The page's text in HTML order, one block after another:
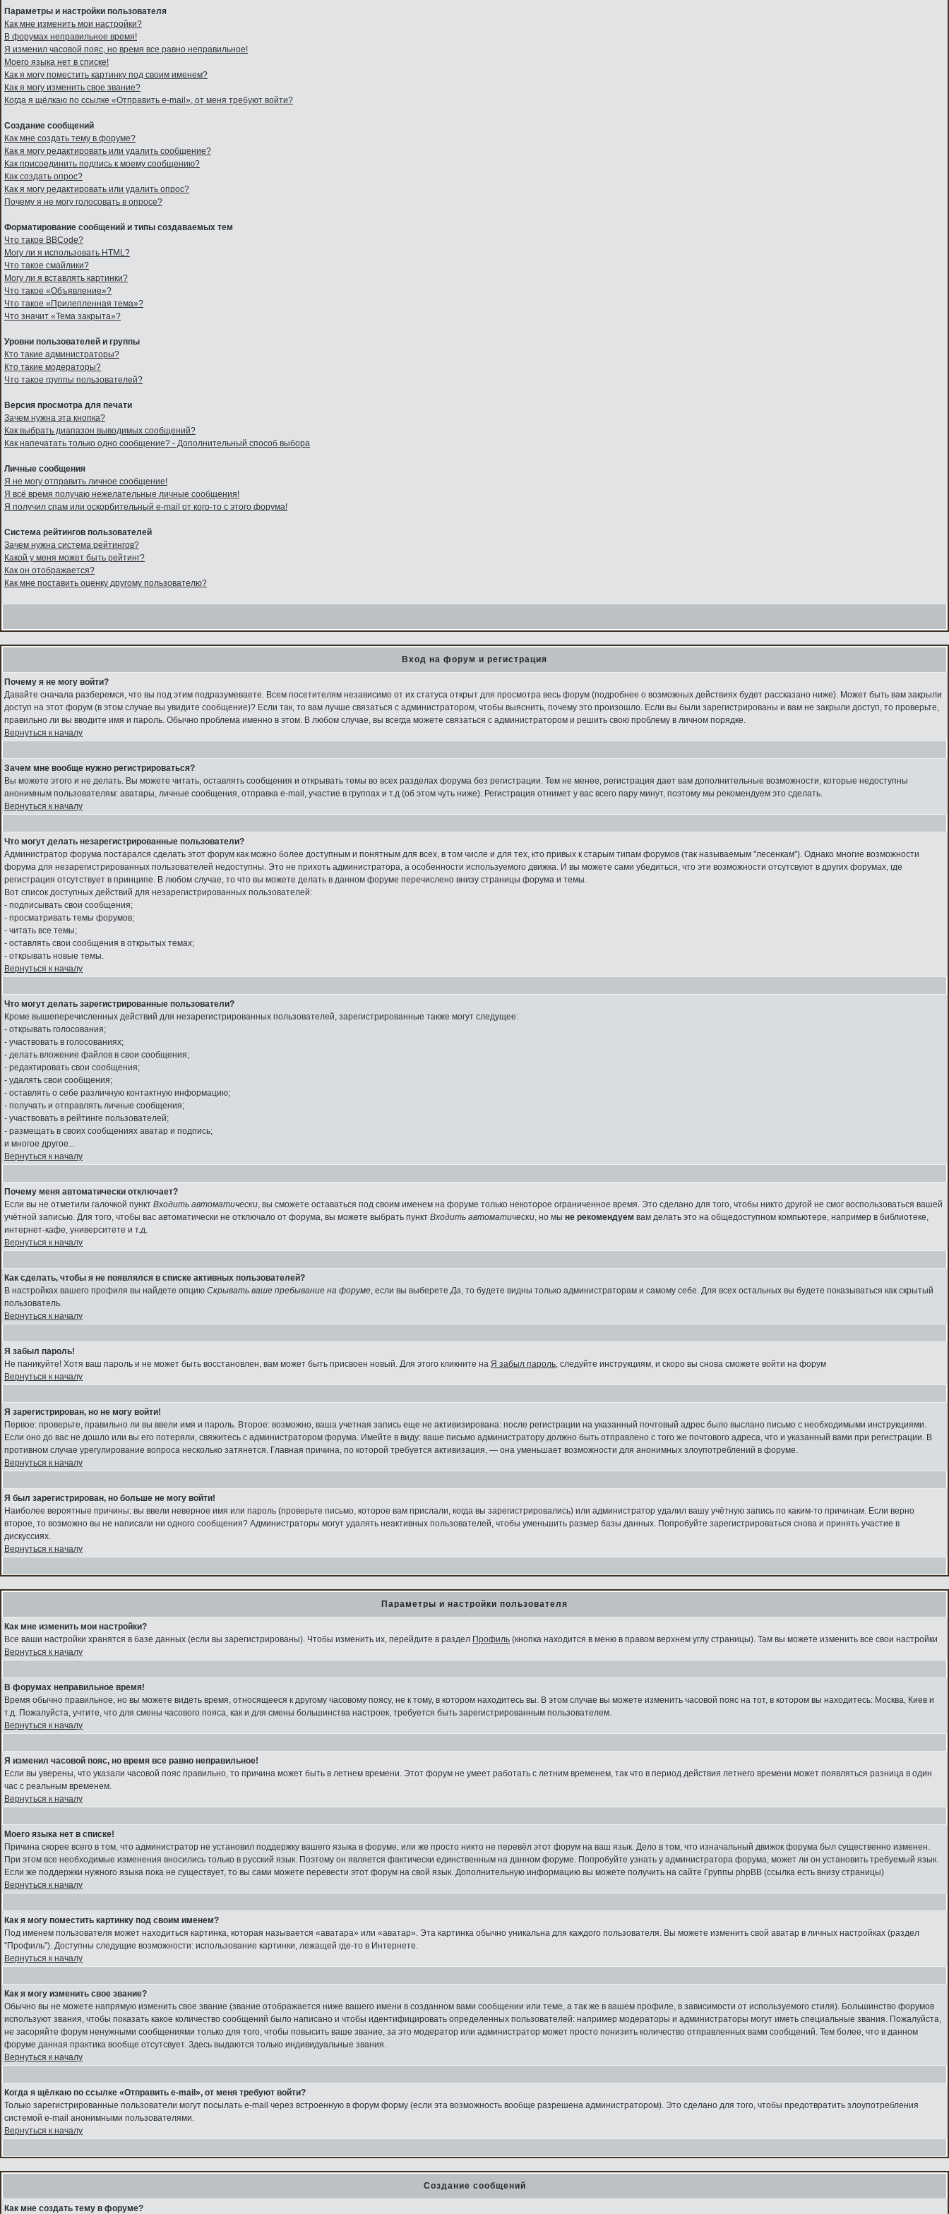
Параметры и настройки пользователя
Как мне изменить мои настройки?
В форумах неправильное время!
Я изменил часовой пояс, но время все равно неправильное!
Моего языка нет в списке!
Как я могу поместить картинку под своим именем?
Как я могу изменить свое звание?
Когда я щёлкаю по ссылке «Отправить e-mail», от меня требуют войти?
Создание сообщений
Как мне создать тему в форуме?
Как я могу редактировать или удалить сообщение?
Как присоединить подпись к моему сообщению?
Как создать опрос?
Как я могу редактировать или удалить опрос?
Почему я не могу голосовать в опросе?
Форматирование сообщений и типы создаваемых тем
Что такое BBCode?
Могу ли я использовать HTML?
Что такое смайлики?
Могу ли я вставлять картинки?
Что такое «Объявление»?
Что такое «Прилепленная тема»?
Что значит «Тема закрыта»?
Уровни пользователей и группы
Кто такие администраторы?
Кто такие модераторы?
Что такое группы пользователей?
Версия просмотра для печати
Зачем нужна эта кнопка?
Как выбрать диапазон выводимых сообщений?
Как напечатать только одно сообщение? - Дополнительный способ выбора
Личные сообщения
Я не могу отправить личное сообщение!
Я всё время получаю нежелательные личные сообщения!
Я получил спам или оскорбительный e-mail от кого-то с этого форума!
Система рейтингов пользователей
Зачем нужна система рейтингов?
Какой у меня может быть рейтинг?
Как он отображается?
Как мне поставить оценку другому пользователю?
Вход на форум и регистрация
Почему я не могу войти?
Давайте сначала разберемся, что вы под этим подразумеваете. Всем посетителям независимо от их статуса открыт для просмотра весь форум (подробнее о возможных действиях будет рассказано ниже). Может быть вам закрыли
доступ на этот форум (в этом случае вы увидите сообщение)? Если так, то вам лучше связаться с администратором, чтобы выяснить, почему это произошло. Если вы были зарегистрированы и вам не закрыли доступ, то проверьте,
правильно ли вы вводите имя и пароль. Обычно проблема именно в этом. В любом случае, вы всегда можете связаться с администратором и решить свою проблему в личном порядке.
Вернуться к началу
Зачем мне вообще нужно регистрироваться?
Вы можете этого и не делать. Вы можете читать, оставлять сообщения и открывать темы во всех разделах форума без регистрации. Тем не менее, регистрация дает вам дополнительные возможности, которые недоступны
анонимным пользователям: аватары, личные сообщения, отправка e-mail, участие в группах и т.д (об этом чуть ниже). Регистрация отнимет у вас всего пару минут, поэтому мы рекомендуем это сделать.
Вернуться к началу
Что могут делать незарегистрированные пользователи?
Администратор форума постарался сделать этот форум как можно более доступным и понятным для всех, в том числе и для тех, кто привых к старым типам форумов (так называемым "лесенкам"). Однако многие возможности
форума для незарегистрированных пользователей недоступны. Это не прихоть администратора, а особенности используемого движка. И вы можете сами убедиться, что эти возможности отсутсвуют в других форумах, где
регистрация отсутствует в принципе. В любом случае, то что вы можете делать в данном форуме перечислено внизу страницы форума и темы.
Вот список доступных действий для незарегистрированных пользователей:
- подписывать свои сообщения;
- просматривать темы форумов;
- читать все темы;
- оставлять свои сообщения в открытых темах;
- открывать новые темы.
Вернуться к началу
Что могут делать зарегистрированные пользователи?
Кроме вышеперечисленных действий для незарегистрированных пользователей, зарегистрированные также могут следущее:
- открывать голосования;
- участвовать в голосованиях;
- делать вложение файлов в свои сообщения;
- редактировать свои сообщения;
- удалять свои сообщения;
- оставлять о себе различную контактную информацию;
- получать и отправлять личные сообщения;
- участвовать в рейтинге пользователей;
- размещать в своих сообщениях аватар и подпись;
и многое другое...
Вернуться к началу
Почему меня автоматически отключает?
Если вы не отметили галочкой пункт Входить автоматически, вы сможете оставаться под своим именем на форуме только некоторое ограниченное время. Это сделано для того, чтобы никто другой не смог воспользоваться вашей
учётной записью. Для того, чтобы вас автоматически не отключало от форума, вы можете выбрать пункт Входить автоматически, но мы не рекомендуем вам делать это на общедоступном компьютере, например в библиотеке,
интернет-кафе, университете и т.д.
Вернуться к началу
Как сделать, чтобы я не появлялся в списке активных пользователей?
В настройках вашего профиля вы найдете опцию Скрывать ваше пребывание на форуме, если вы выберетеДа, то будете видны только администраторам и самому себе. Для всех остальных вы будете показываться как скрытый
пользователь.
Вернуться к началу
Я забыл пароль!
Не паникуйте! Хотя ваш пароль и не может быть восстановлен, вам может быть присвоен новый. Для этого кликните на Я забыл пароль, следуйте инструкциям, и скоро вы снова сможете войти на форум
Вернуться к началу
Я зарегистрирован, но не могу войти!
Первое: проверьте, правильно ли вы ввели имя и пароль. Второе: возможно, ваша учетная запись еще не активизирована: после регистрации на указанный почтовый адрес было выслано письмо с необходимыми инструкциями.
Если оно до вас не дошло или вы его потеряли, свяжитесь с администратором форума. Имейте в виду: ваше письмо администратору должно быть отправлено с того же почтового адреса, что и указанный вами при регистрации. В
противном случае урегулирование вопроса несколько затянется. Главная причина, по которой требуется активизация, — она уменьшает возможности для анонимных злоупотреблений в форуме.
Вернуться к началу
Я был зарегистрирован, но больше не могу войти!
Наиболее вероятные причины: вы ввели неверное имя или пароль (проверьте письмо, которое вам прислали, когда вы зарегистрировались) или администратор удалил вашу учётную запись по каким-то причинам. Если верно
второе, то возможно вы не написали ни одного сообщения? Администраторы могут удалять неактивных пользователей, чтобы уменьшить размер базы данных. Попробуйте зарегистрироваться снова и принять участие в
дискуссиях.
Вернуться к началу
Параметры и настройки пользователя
Как мне изменить мои настройки?
Все ваши настройки хранятся в базе данных (если вы зарегистрированы). Чтобы изменить их, перейдите в раздел Профиль (кнопка находится в меню в правом верхнем углу страницы). Там вы можете изменить все свои настройки
Вернуться к началу
В форумах неправильное время!
Время обычно правильное, но вы можете видеть время, относящееся к другому часовому поясу, не к тому, в котором находитесь вы. В этом случае вы можете изменить часовой пояс на тот, в котором вы находитесь: Москва, Киев и
т.д. Пожалуйста, учтите, что для смены часового пояса, как и для смены большинства настроек, требуется быть зарегистрированным пользователем.
Вернуться к началу
Я изменил часовой пояс, но время все равно неправильное!
Если вы уверены, что указали часовой пояс правильно, то причина может быть в летнем времени. Этот форум не умеет работать с летним временем, так что в период действия летнего времени может появляться разница в один
час с реальным временем.
Вернуться к началу
Моего языка нет в списке!
Причина скорее всего в том, что администратор не установил поддержку вашего языка в форуме, или же просто никто не перевёл этот форум на ваш язык. Дело в том, что изначальный движок форума был существенно изменен.
При этом все необходимые изменения вносились только в русский язык. Поэтому он является фактически единственным на данном форуме. Попробуйте узнать у администратора форума, может ли он установить требуемый язык.
Если же поддержки нужного языка пока не существует, то вы сами можете перевести этот форум на свой язык. Дополнительную информацию вы можете получить на сайте Группы phpBB (ссылка есть внизу страницы)
Вернуться к началу
Как я могу поместить картинку под своим именем?
Под именем пользователя может находиться картинка, которая называется «аватара» или «аватар». Эта картинка обычно уникальна для каждого пользователя. Вы можете изменить свой аватар в личных настройках (раздел
"Профиль"). Доступны следущие возможности: использование картинки, лежащей где-то в Интернете.
Вернуться к началу
Как я могу изменить свое звание?
Обычно вы не можете напрямую изменить свое звание (звание отображается ниже вашего имени в созданном вами сообщении или теме, а так же в вашем профиле, в зависимости от используемого стиля). Большинство форумов
используют звания, чтобы показать какое количество сообщений было написано и чтобы идентифицировать определенных пользователей: например модераторы и администраторы могут иметь специальные звания. Пожалуйста,
не засоряйте форум ненужными сообщениями только для того, чтобы повысить ваше звание, за это модератор или администратор может просто понизить количество отправленных вами сообщений. Тем более, что в данном
форуме данная практика вообще отсутсвует. Здесь выдаются только индивидуальные звания.
Вернуться к началу
Когда я щёлкаю по ссылке «Отправить e-mail», от меня требуют войти?
Только зарегистрированные пользователи могут посылать e-mail через встроенную в форум форму (если эта возможность вообще разрешена администратором). Это сделано для того, чтобы предотвратить злоупотребления
системой e-mail анонимными пользователями.
Вернуться к началу
Создание сообщений
Как мне создать тему в форуме?